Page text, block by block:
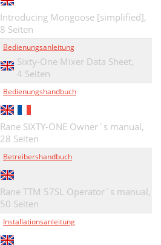
Introducing Mongoose [simplified],
8 Seiten
Bedienungsanleitung
Sixty-One Mixer Data Sheet,
4 Seiten
Bedienungshandbuch
Rane SIXTY-ONE Owner`s manual,
28 Seiten
Betreibershandbuch
Rane TTM 57SL Operator`s manual,
50 Seiten
Installationsanleitung